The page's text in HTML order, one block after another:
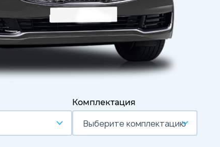
Комплектация
Выберите комплектацию